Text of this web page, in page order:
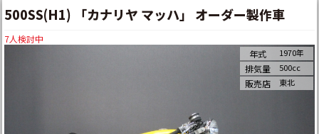
500SS(H1) 「カナリヤ マッハ」 オーダー製作車
7人検討中
年式 1970年
排気量 500cc
販売店 東北